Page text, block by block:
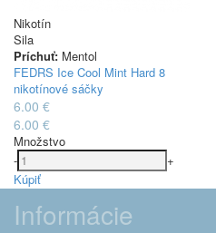
Nikotín
Sila
Príchuť: Mentol
FEDRS Ice Cool Mint Hard 8
nikotínové sáčky
6.00 €
6.00 €
Množstvo
-
+
Kúpiť
Informácie